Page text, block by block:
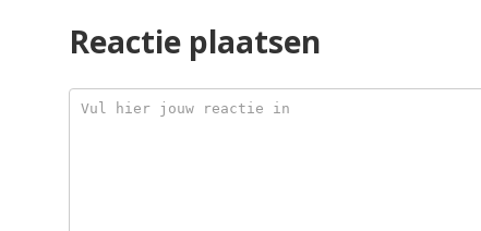
Reactie plaatsen